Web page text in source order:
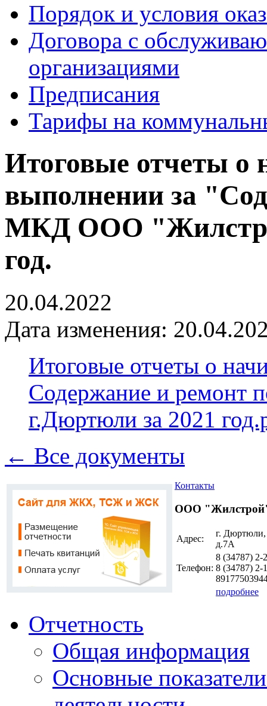
Порядок и условия
Договора с
организациями
Предписания
Тарифы на
Итоговые отчеты о
выполнении за
МКД ООО
год.
20.04.2022
Дата изменения:
Итоговые отчеты о
Содержание и
г.Дюртюли за 2021
← Все документы
Контакты
ООО
Адрес:
г. Дюртюли,
д.7А
Телефон:
8 (34787) 2-
8 (34787) 2-
подробнее
Отчетность
Общая информация
Основные